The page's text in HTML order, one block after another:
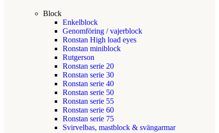
Block
Enkelblock
Genomföring / vajerblock
Ronstan High load eyes
Ronstan miniblock
Rutgerson
Ronstan serie 20
Ronstan serie 30
Ronstan serie 40
Ronstan serie 50
Ronstan serie 55
Ronstan serie 60
Ronstan serie 75
Svirvelbas, mastblock & svängarmar